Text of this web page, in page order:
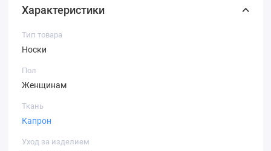
Характеристики
Тип товара
Носки
Пол
Женщинам
Ткань
Капрон
Уход за изделием